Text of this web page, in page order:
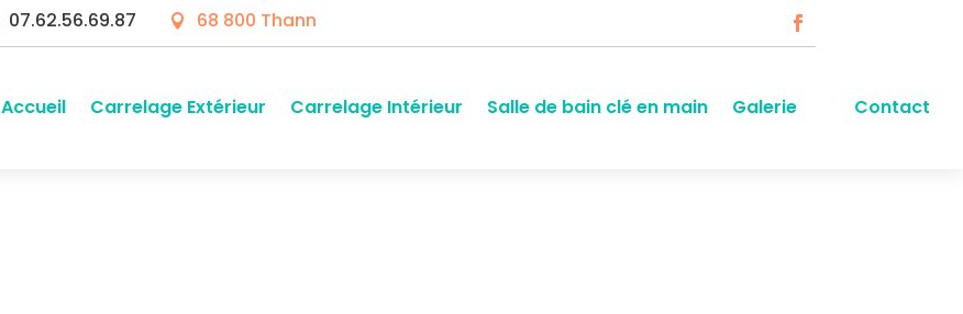
07.62.56.69.87  68 800 Thann
Accueil Carrelage Extérieur Carrelage Intérieur Salle de bain clé en main Galerie Contact